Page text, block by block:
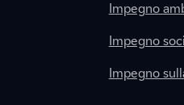
Impegno
Impegno
Impegno